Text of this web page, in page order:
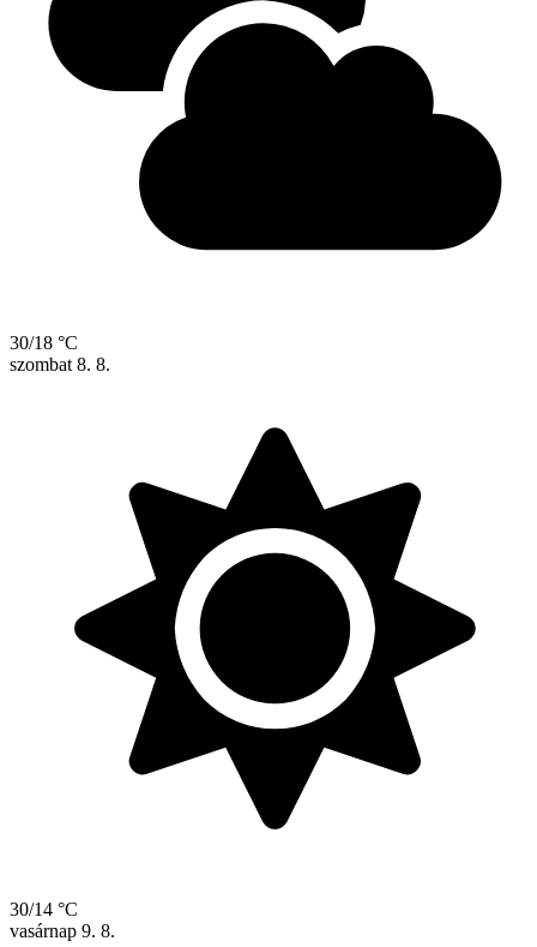
30/18 °C
szombat 8. 8.
30/14 °C
vasárnap 9. 8.